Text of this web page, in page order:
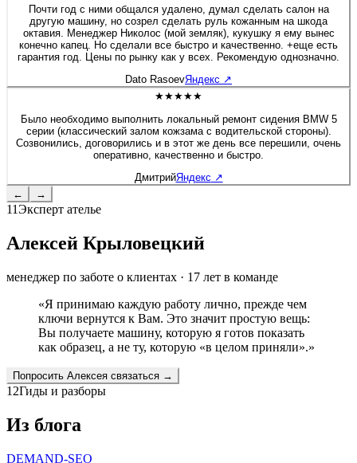
останавливаться на достигнутом, професстонального и
технологического роста! Молодцы! 👍
Почти год с ними общался удалено, думал сделать салон на
другую машину, но созрел сделать руль кожанным на шкода
октавия. Менеджер Николос (мой земляк), кукушку я ему вынес
конечно капец. Но сделали все быстро и качественно. +еще есть
гарантия год. Цены по рынку как у всех. Рекомендую однозначно.
Dato RasoevЯндекс ↗
★★★★★
Было необходимо выполнить локальный ремонт сидения BMW 5
серии (классический залом кожзама с водительской стороны).
Созвонились, договорились и в этот же день все перешили, очень
оперативно, качественно и быстро.
ДмитрийЯндекс ↗
←
→
11Эксперт ателье
Алексей Крыловецкий
менеджер по заботе о клиентах · 17 лет в команде
«Я принимаю каждую работу лично, прежде чем
ключи вернутся к Вам. Это значит простую вещь:
Вы получаете машину, которую я готов показать
как образец, а не ту, которую «в целом приняли».»
Попросить Алексея связаться →
12Гиды и разборы
Из блога
DEMAND-SEO